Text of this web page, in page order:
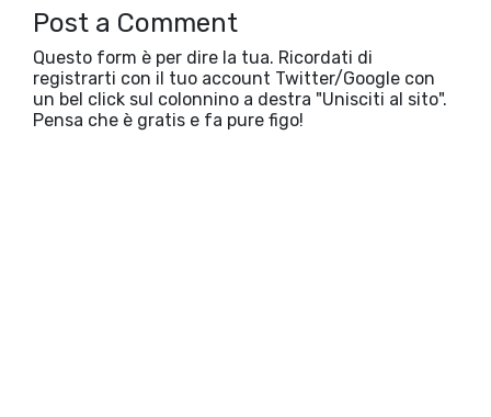
Post a Comment
Questo form è per dire la tua. Ricordati di
registrarti con il tuo account Twitter/Google con
un bel click sul colonnino a destra "Unisciti al sito".
Pensa che è gratis e fa pure figo!